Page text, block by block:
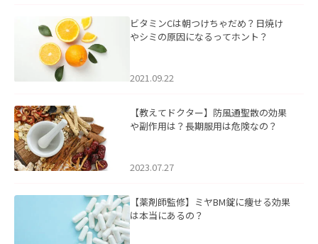
ビタミンCは朝つけちゃだめ？日焼け
やシミの原因になるってホント？
2021.09.22
【教えてドクター】防風通聖散の効果
や副作用は？長期服用は危険なの？
2023.07.27
【薬剤師監修】ミヤBM錠に痩せる効果
は本当にあるの？